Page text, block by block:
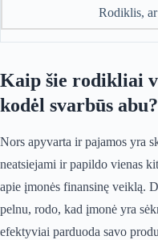
Rodiklis,
Kaip šie rodikliai
kodėl svarbūs abu?
Nors apyvarta ir pajamos yra
neatsiejami ir papildo vienas
apie įmonės finansinę veiklą.
pelnu, rodo, kad įmonė yra
efektyviai parduoda savo